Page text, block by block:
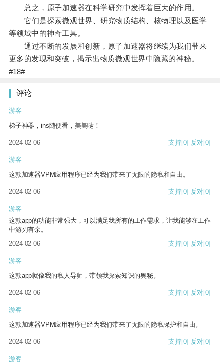
总之，原子加速器在科学研究中发挥着巨大的作用。
它们是探索微观世界、研究物质结构、核物理以及医学
等领域中的神奇工具。
通过不断的发展和创新，原子加速器将继续为我们带来
更多的发现和突破，揭示出物质微观世界中隐藏的神秘。
#18#
评论
游客
梯子神器，ins随便看，美美哒！
2024-02-06 支持[0] 反对[0]
游客
这款加速器VPM应用程序已经为我们带来了无限的隐私和自由。
2024-02-06 支持[0] 反对[0]
游客
这款app的功能非常强大，可以满足我所有的工作需求，让我能够在工作
中游刃有余。
2024-02-06
支持[0] 反对[0]
游客
这款app就像我的私人导师，带领我探索知识的奥秘。
2024-02-06 支持[0] 反对[0]
游客
这款加速器VPM应用程序已经为我们带来了无限的隐私保护和自由。
2024-02-06 支持[0] 反对[0]
游客